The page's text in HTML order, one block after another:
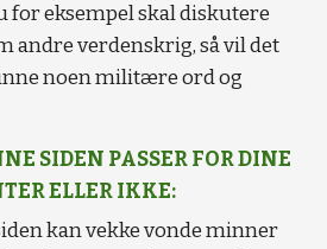
for eksempel skal diskutere
andre verdenskrig, så vil det
noen militære ord og
SIDEN PASSER FOR DINE
ELLER IKKE:
kan vekke vonde minner